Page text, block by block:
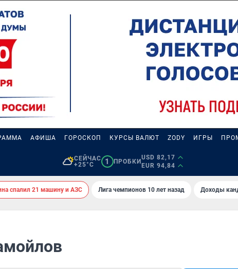
АФИША ГОРОСКОП КУРСЫ ВАЛЮТ ZODY ИГРЫ
СЕЙЧАС
+25°C
1 ПРОБКИ
USD 82,17
EUR 94,84
спалил 21 машину и АЗС Лига чемпионов 10 лет назад Доходы